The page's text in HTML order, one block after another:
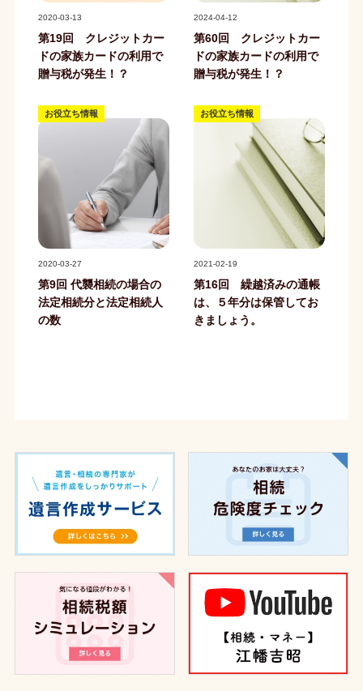
2020-03-13
第19回 クレジットカー
ドの家族カードの利用で
贈与税が発生！？
2024-04-12
第60回 クレジットカー
ドの家族カードの利用で
贈与税が発生！？
お役立ち情報
2020-03-27
第9回 代襲相続の場合の
法定相続分と法定相続人
の数
お役立ち情報
2021-02-19
第16回 繰越済みの通帳
は、５年分は保管してお
きましょう。